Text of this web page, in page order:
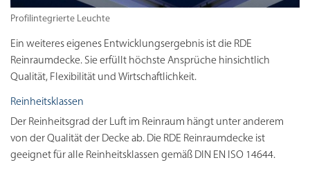
Profilintegrierte Leuchte
Ein weiteres eigenes Entwicklungsergebnis ist die RDE
Reinraumdecke. Sie erfüllt höchste Ansprüche hinsichtlich
Qualität, Flexibilität und Wirtschaftlichkeit.
Reinheitsklassen
Der Reinheitsgrad der Luft im Reinraum hängt unter anderem
von der Qualität der Decke ab. Die RDE Reinraumdecke ist
geeignet für alle Reinheitsklassen gemäß DIN EN ISO 14644.